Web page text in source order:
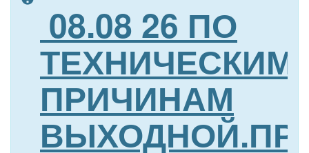
08.08 26 ПО
ТЕХНИЧЕСКИМ
ПРИЧИНАМ